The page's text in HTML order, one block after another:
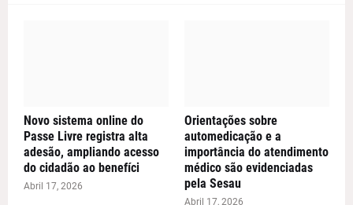
Novo sistema online do
Passe Livre registra alta
adesão, ampliando acesso
do cidadão ao benefíci
Abril 17, 2026
Orientações sobre
automedicação e a
importância do atendimento
médico são evidenciadas
pela Sesau
Abril 17, 2026